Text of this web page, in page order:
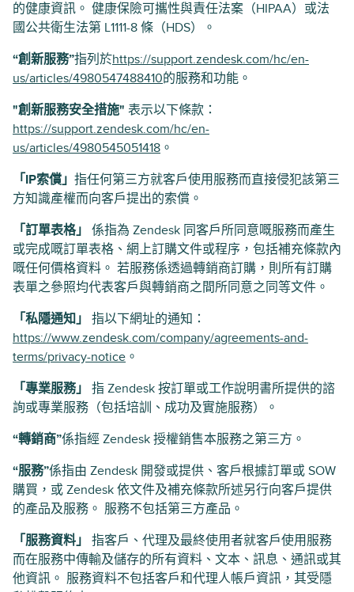
的健康資訊。 健康保險可攜性與責任法案（HIPAA）或法
國公共衛生法第 L1111-8 條（HDS）。
“創新服務”指列於https://support.zendesk.com/hc/en-
us/articles/4980547488410的服務和功能。
"創新服務安全措施" 表示以下條款：
https://support.zendesk.com/hc/en-
us/articles/4980545051418 。
「IP索償」 指任何第三方就客戶使用服務而直接侵犯該第三
方知識產權而向客戶提出的索償。
「訂單表格」
係指為 Zendesk 同客戶所同意嘅服務而產生
或完成嘅訂單表格、網上訂購文件或程序，包括補充條款內
嘅任何價格資料。 若服務係透過轉銷商訂購，則所有訂購
表單之參照均代表客戶與轉銷商之間所同意之同等文件。
「私隱通知」
指以下網址的通知：
https://www.zendesk.com/company/agreements-and-
terms/privacy-notice 。
「專業服務」
指 Zendesk 按訂單或工作說明書所提供的諮
詢或專業服務（包括培訓、成功及實施服務）。
“轉銷商”係指經 Zendesk 授權銷售本服務之第三方。
“服務”係指由 Zendesk 開發或提供、客戶根據訂單或 SOW
購買，或 Zendesk 依文件及補充條款所述另行向客戶提供
的產品及服務。 服務不包括第三方產品。
「服務資料」
指客戶、代理及最終使用者就客戶使用服務
而在服務中傳輸及儲存的所有資料、文本、訊息、通訊或其
他資訊。 服務資料不包括客戶和代理人帳戶資訊，其受隱